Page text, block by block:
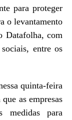
para proteger
o levantamento
Datafolha, com
entre os
quinta-feira
as empresas
medidas para